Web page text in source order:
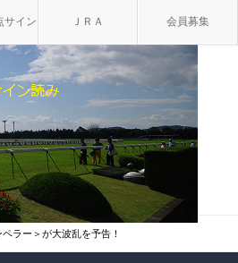
サイン ＪＲＡ 会員募集
ラー＞が大波乱を予告！